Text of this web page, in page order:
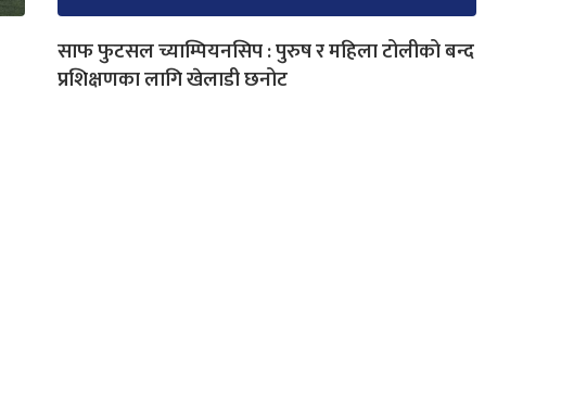
साफ फुटसल च्याम्पियनसिप : पुरुष र महिला टोलीको बन्द
प्रशिक्षणका लागि खेलाडी छनोट